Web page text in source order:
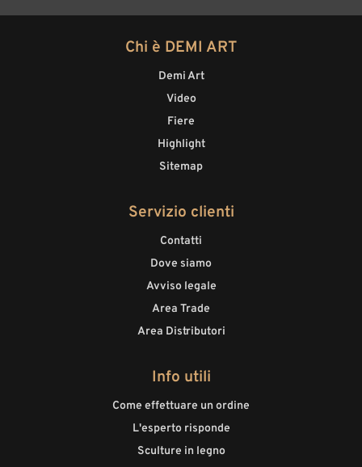
Chi è DEMI ART
Demi Art
Video
Fiere
Highlight
Sitemap
Servizio clienti
Contatti
Dove siamo
Avviso legale
Area Trade
Area Distributori
Info utili
Come effettuare un ordine
L'esperto risponde
Sculture in legno